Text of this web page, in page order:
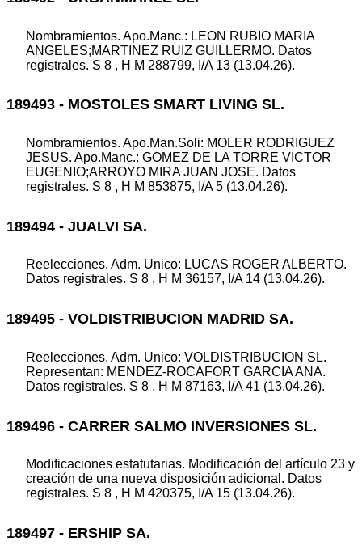
Nombramientos. Apo.Manc.: LEON RUBIO MARIA
ANGELES;MARTINEZ RUIZ GUILLERMO. Datos
registrales. S 8 , H M 288799, I/A 13 (13.04.26).
189493 - MOSTOLES SMART LIVING SL.
Nombramientos. Apo.Man.Soli: MOLER RODRIGUEZ
JESUS. Apo.Manc.: GOMEZ DE LA TORRE VICTOR
EUGENIO;ARROYO MIRA JUAN JOSE. Datos
registrales. S 8 , H M 853875, I/A 5 (13.04.26).
189494 - JUALVI SA.
Reelecciones. Adm. Unico: LUCAS ROGER ALBERTO.
Datos registrales. S 8 , H M 36157, I/A 14 (13.04.26).
189495 - VOLDISTRIBUCION MADRID SA.
Reelecciones. Adm. Unico: VOLDISTRIBUCION SL.
Representan: MENDEZ-ROCAFORT GARCIA ANA.
Datos registrales. S 8 , H M 87163, I/A 41 (13.04.26).
189496 - CARRER SALMO INVERSIONES SL.
Modificaciones estatutarias. Modificación del artículo 23 y
creación de una nueva disposición adicional. Datos
registrales. S 8 , H M 420375, I/A 15 (13.04.26).
189497 - ERSHIP SA.